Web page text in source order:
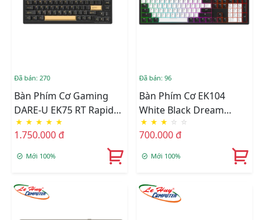
Đã bán: 270
Bàn Phím Cơ Gaming
DARE-U EK75 RT Rapid
Trigger RGB
★ ★ ★ ★ ★
1.750.000 đ
Mới 100%
Đã bán: 96
Bàn Phím Cơ EK104
White Black Dream
Switch
★ ★ ★ ☆ ☆
700.000 đ
Mới 100%